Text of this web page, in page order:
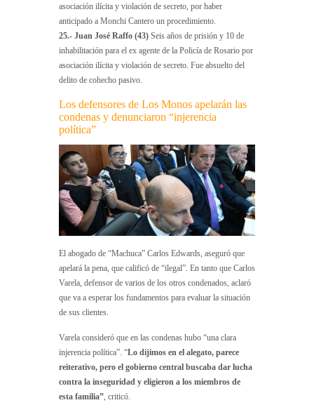
asociación ilícita y violación de secreto, por haber
anticipado a Monchi Cantero un procedimiento.
25.- Juan José Raffo (43) Seis años de prisión y 10 de
inhabilitación para el ex agente de la Policía de Rosario por
asociación ilícita y violación de secreto. Fue absuelto del
delito de cohecho pasivo.
Los defensores de Los Monos apelarán las
condenas y denunciaron “injerencia
política”
El abogado de “Machuca” Carlos Edwards, aseguró que
apelará la pena, que calificó de “ilegal”. En tanto que Carlos
Varela, defensor de varios de los otros condenados, aclaró
que va a esperar los fundamentos para evaluar la situación
de sus clientes.
Varela consideró que en las condenas hubo “una clara
injerencia política”. “Lo dijimos en el alegato, parece
reiterativo, pero el gobierno central buscaba dar lucha
contra la inseguridad y eligieron a los miembros de
esta familia”, criticó.